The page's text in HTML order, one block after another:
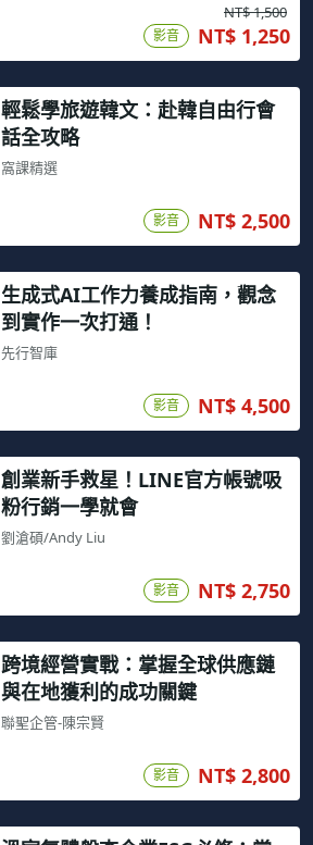
NT$ 1,500
影音 NT$ 1,250
輕鬆學旅遊韓文：赴韓自由行會
話全攻略
窩課精選
影音 NT$ 2,500
生成式AI工作力養成指南，觀念
到實作一次打通！
先行智庫
影音 NT$ 4,500
創業新手救星！LINE官方帳號吸
粉行銷一學就會
劉滄碩/Andy Liu
影音 NT$ 2,750
跨境經營實戰：掌握全球供應鏈
與在地獲利的成功關鍵
聯聖企管-陳宗賢
影音 NT$ 2,800